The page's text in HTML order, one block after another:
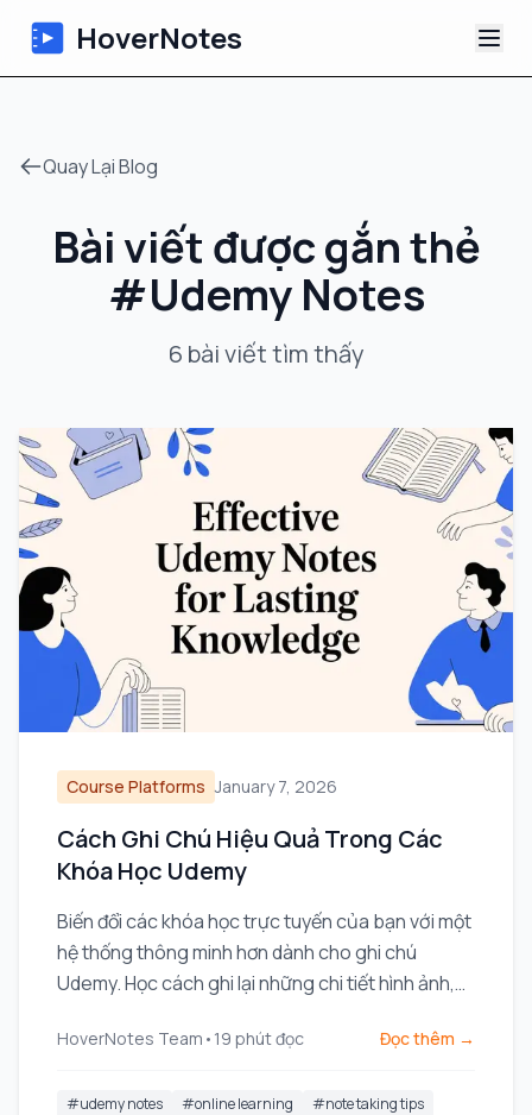
HoverNotes
Ghi chú Video AI
Hướng dẫn
Quay Lại Blog
Bài viết được gắn thẻ
#Udemy Notes
6 bài viếttìm thấy
Course Platforms January 7, 2026
Cách Ghi Chú Hiệu Quả Trong Các
Khóa Học Udemy
Biến đổi các khóa học trực tuyến của bạn với một
hệ thống thông minh hơn dành cho ghi chú
Udemy. Học cách ghi lại những chi tiết hình ảnh,
những gì bạn xem.
HoverNotes Team • 19 phút đọc Đọc thêm →
#udemy notes #online learning #note taking tips